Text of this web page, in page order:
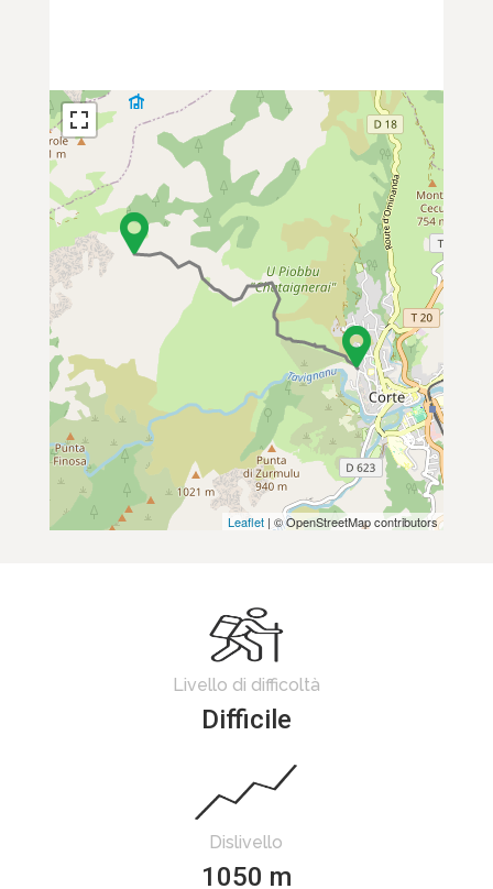
Leaflet | © OpenStreetMap contributors
Livello di difficoltà
Difficile
Dislivello
1050 m